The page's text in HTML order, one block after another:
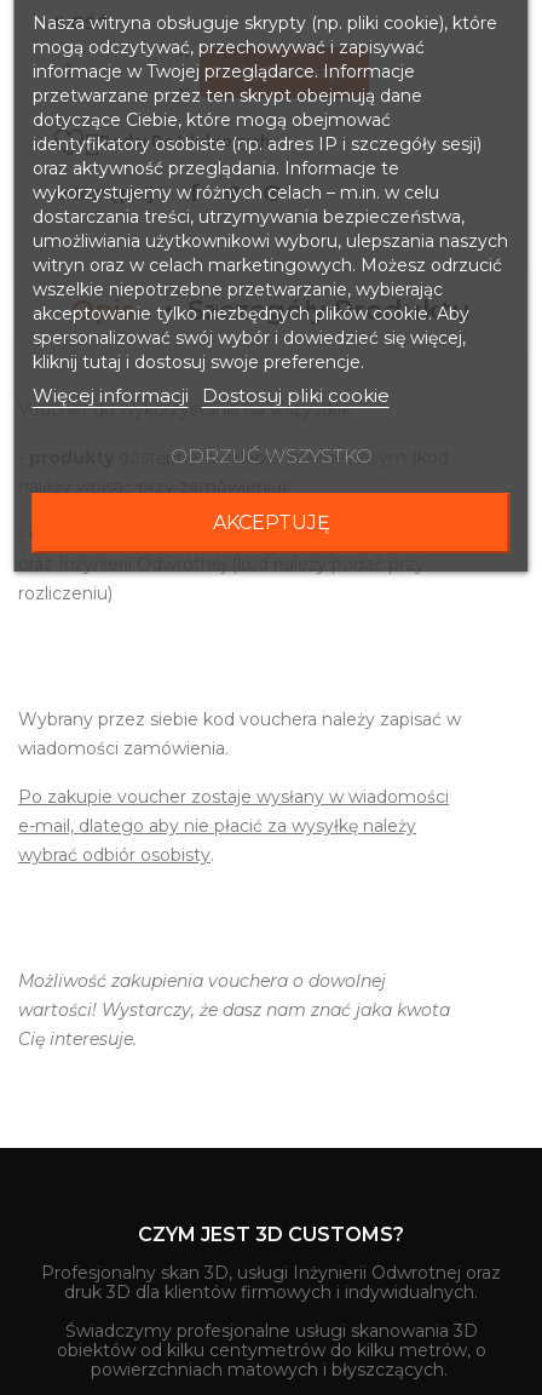
ILOŚĆ
Dodaj Do Koszyka
Dodaj Do Ulubionych
Udostępnij
Opis Szczegóły Produktu
Voucher do wykorzystania na wszystkie:
dostępne w sklepie internetowym (kod
skanu 3D, druku 3D, projektowania CAD
rozliczeniu)
Wybrany przez siebie kod vouchera należy zapisać w
wiadomości zamówienia.
Po zakupie voucher zostaje wysłany w wiadomości
e-mail, dlatego aby nie płacić za wysyłkę należy
wybrać odbiór osobisty.
Możliwość zakupienia vouchera o dowolnej
wartości! Wystarczy, że dasz nam znać jaka kwota
Cię interesuje.
CZYM JEST 3D CUSTOMS?
Profesjonalny skan 3D, usługi Inżynierii Odwrotnej oraz
druk 3D dla klientów firmowych i indywidualnych.
Świadczymy profesjonalne usługi skanowania 3D
obiektów od kilku centymetrów do kilku metrów, o
powierzchniach matowych i błyszczących.
Nasza witryna obsługuje skrypty (np. pliki cookie), które
mogą odczytywać, przechowywać i zapisywać
informacje w Twojej przeglądarce. Informacje
przetwarzane przez ten skrypt obejmują dane
dotyczące Ciebie, które mogą obejmować
identyfikatory osobiste (np. adres IP i szczegóły sesji)
oraz aktywność przeglądania. Informacje te
wykorzystujemy w różnych celach – m.in. w celu
dostarczania treści, utrzymywania bezpieczeństwa,
umożliwiania użytkownikowi wyboru, ulepszania naszych
witryn oraz w celach marketingowych. Możesz odrzucić
wszelkie niepotrzebne przetwarzanie, wybierając
akceptowanie tylko niezbędnych plików cookie. Aby
spersonalizować swój wybór i dowiedzieć się więcej,
kliknij tutaj i dostosuj swoje preferencje.
Więcej informacji Dostosuj pliki cookie
ODRZUĆ WSZYSTKO
AKCEPTUJĘ